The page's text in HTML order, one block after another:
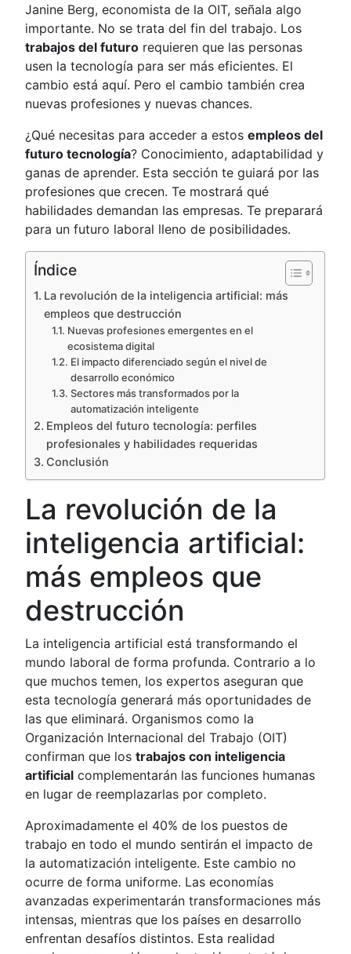
Janine Berg, economista de la OIT, señala algo
importante. No se trata del fin del trabajo. Los
trabajos del futuro requieren que las personas
usen la tecnología para ser más eficientes. El
cambio está aquí. Pero el cambio también crea
nuevas profesiones y nuevas chances.
¿Qué necesitas para acceder a estosempleos del
futuro tecnología? Conocimiento, adaptabilidad y
ganas de aprender. Esta sección te guiará por las
profesiones que crecen. Te mostrará qué
habilidades demandan las empresas. Te preparará
para un futuro laboral lleno de posibilidades.
Índice
La revolución de la inteligencia artificial: más
empleos que destrucción
Nuevas profesiones emergentes en el
ecosistema digital
El impacto diferenciado según el nivel de
desarrollo económico
Sectores más transformados por la
automatización inteligente
Empleos del futuro tecnología: perfiles
profesionales y habilidades requeridas
Conclusión
La revolución de la
inteligencia artificial:
más empleos que
destrucción
La inteligencia artificial está transformando el
mundo laboral de forma profunda. Contrario a lo
que muchos temen, los expertos aseguran que
esta tecnología generará más oportunidades de
las que eliminará. Organismos como la
Organización Internacional del Trabajo (OIT)
confirman que lostrabajos con inteligencia
artificial complementarán las funciones humanas
en lugar de reemplazarlas por completo.
Aproximadamente el 40% de los puestos de
trabajo en todo el mundo sentirán el impacto de
la automatización inteligente. Este cambio no
ocurre de forma uniforme. Las economías
avanzadas experimentarán transformaciones más
intensas, mientras que los países en desarrollo
enfrentan desafíos distintos. Esta realidad